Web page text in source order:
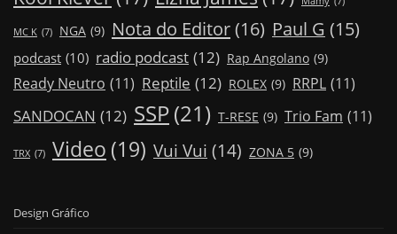
MC K (7) NGA (9) Nota do Editor(16) Paul G (15)
podcast (10) radio podcast (12) Rap Angolano (9)
Ready Neutro (11) Reptile (12) ROLEX (9) RRPL (11)
SANDOCAN (12) SSP(21) T-RESE (9) Trio Fam (11)
TRX (7) Video (19) Vui Vui (14) ZONA 5 (9)
Design Gráfico